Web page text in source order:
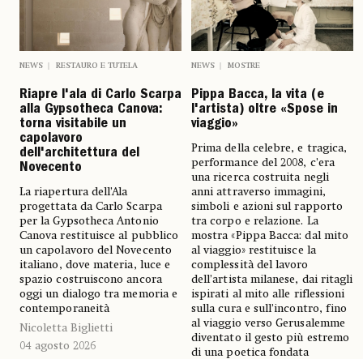
NEWS RESTAURO E TUTELA
Riapre l'ala di Carlo Scarpa
alla Gypsotheca Canova:
torna visitabile un
capolavoro
dell'architettura del
Novecento
La riapertura dell’Ala
progettata da Carlo Scarpa
per la Gypsotheca Antonio
Canova restituisce al pubblico
un capolavoro del Novecento
italiano, dove materia, luce e
spazio costruiscono ancora
oggi un dialogo tra memoria e
contemporaneità
Nicoletta Biglietti
04 agosto 2026
NEWS MOSTRE
Pippa Bacca, la vita (e
l'artista) oltre «Spose in
viaggio»
Prima della celebre, e tragica,
performance del 2008, c’era
una ricerca costruita negli
anni attraverso immagini,
simboli e azioni sul rapporto
tra corpo e relazione. La
mostra «Pippa Bacca: dal mito
al viaggio» restituisce la
complessità del lavoro
dell’artista milanese, dai ritagli
ispirati al mito alle riflessioni
sulla cura e sull’incontro, fino
al viaggio verso Gerusalemme
diventato il gesto più estremo
di una poetica fondata